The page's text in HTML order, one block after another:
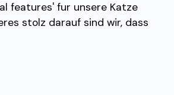
features' fur unsere Katze
stolz darauf sind wir, dass